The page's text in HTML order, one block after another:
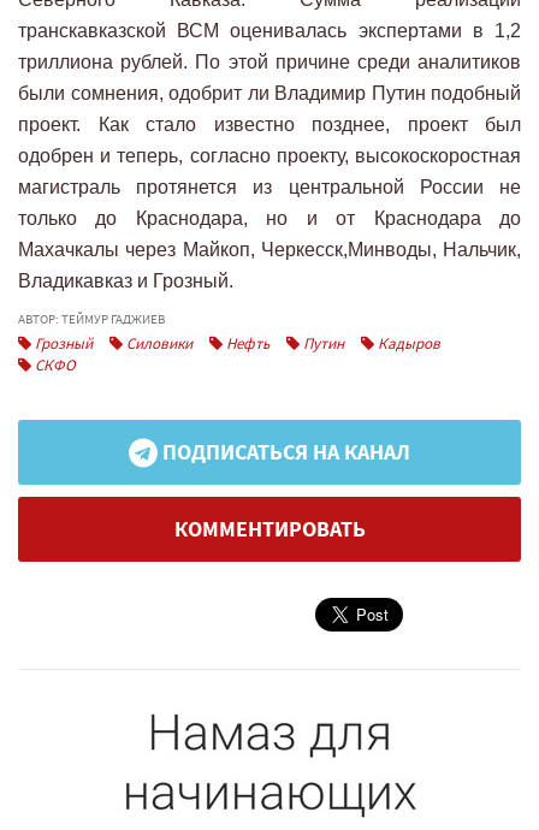
транскавказской ВСМ оценивалась экспертами в 1,2
триллиона рублей. По этой причине среди аналитиков
были сомнения, одобрит ли Владимир Путин подобный
проект. Как стало известно позднее, проект был
одобрен и теперь, согласно проекту, высокоскоростная
магистраль протянется из центральной России не
только до Краснодара, но и от Краснодара до
Махачкалы через Майкоп, Черкесск,Минводы, Нальчик,
Владикавказ и Грозный.
АВТОР: ТЕЙМУР ГАДЖИЕВ
Грозный Силовики Нефть Путин
Кадыров
СКФО
ПОДПИСАТЬСЯ НА КАНАЛ
КОММЕНТИРОВАТЬ